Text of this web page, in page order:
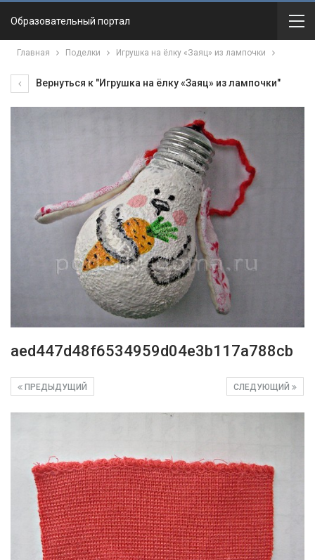
Образовательный портал
Главная Поделки Игрушка на ёлку «Заяц» из лампочки
Вернуться к "Игрушка на ёлку «Заяц» из лампочки"
aed447d48f6534959d04e3b117a788cb
СЛЕДУЮЩИЙ
ПРЕДЫДУЩИЙ